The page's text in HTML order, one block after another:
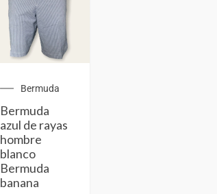
Bermuda
Bermuda
azul de rayas
hombre
blanco
Bermuda
banana